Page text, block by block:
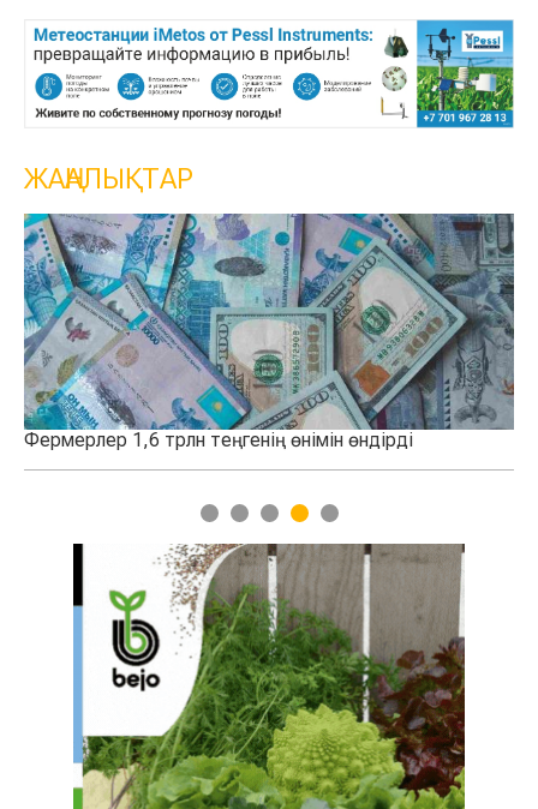
ЖАҢАЛЫҚТАР
Қазақстанда 100 мың тонналық астық қоймасы
1 2 3 4 5